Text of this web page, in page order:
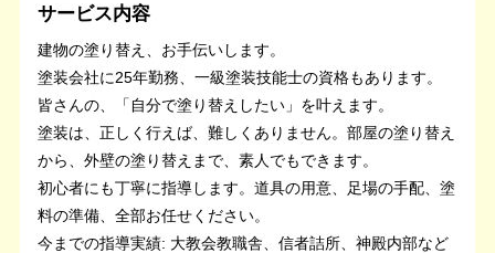
サービス内容
建物の塗り替え、お手伝いします。
塗装会社に25年勤務、一級塗装技能士の資格もあります。
皆さんの、「自分で塗り替えしたい」を叶えます。
塗装は、正しく行えば、難しくありません。部屋の塗り替え
から、外壁の塗り替えまで、素人でもできます。
初心者にも丁寧に指導します。道具の用意、足場の手配、塗
料の準備、全部お任せください。
今までの指導実績: 大教会教職舎、信者詰所、神殿内部など